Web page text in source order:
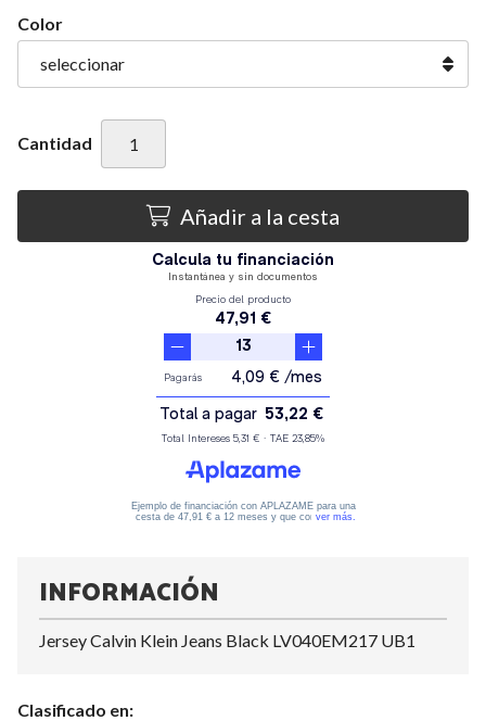
Color
Cantidad
Añadir a la cesta
INFORMACIÓN
Jersey Calvin Klein Jeans Black LV040EM217 UB1
Clasificado en: